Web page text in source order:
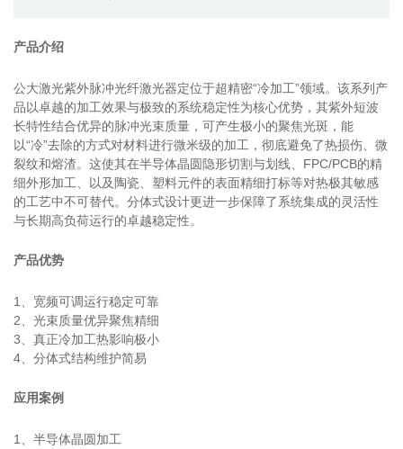
产品介绍
公大激光紫外脉冲光纤激光器定位于超精密“冷加工”领域。该系列产
品以卓越的加工效果与极致的系统稳定性为核心优势，其紫外短波
长特性结合优异的脉冲光束质量，可产生极小的聚焦光斑，能
以“冷”去除的方式对材料进行微米级的加工，彻底避免了热损伤、微
裂纹和熔渣。这使其在半导体晶圆隐形切割与划线、FPC/PCB的精
细外形加工、以及陶瓷、塑料元件的表面精细打标等对热极其敏感
的工艺中不可替代。分体式设计更进一步保障了系统集成的灵活性
与长期高负荷运行的卓越稳定性。
产品优势
1、宽频可调运行稳定可靠
2、光束质量优异聚焦精细
3、真正冷加工热影响极小
4、分体式结构维护简易
应用案例
1、半导体晶圆加工